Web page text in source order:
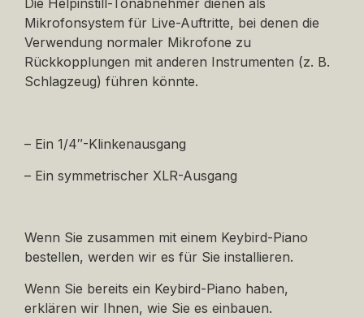
Die Helpinstill-Tonabnehmer dienen als
Mikrofonsystem für Live-Auftritte, bei denen die
Verwendung normaler Mikrofone zu
Rückkopplungen mit anderen Instrumenten (z. B.
Schlagzeug) führen könnte.
– Ein 1/4″-Klinkenausgang
– Ein symmetrischer XLR-Ausgang
Wenn Sie zusammen mit einem Keybird-Piano
bestellen, werden wir es für Sie installieren.
Wenn Sie bereits ein Keybird-Piano haben,
erklären wir Ihnen, wie Sie es einbauen.